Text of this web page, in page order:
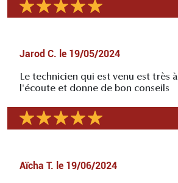
Jarod C. le 19/05/2024
Le technicien qui est venu est très à
l'écoute et donne de bon conseils
Aïcha T. le 19/06/2024